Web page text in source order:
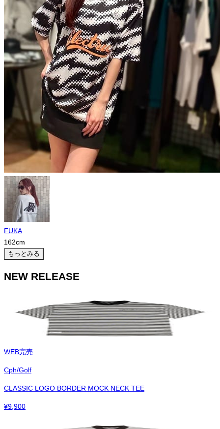
FUKA
162cm
もっとみる
NEW RELEASE
WEB完売
Cph/Golf
CLASSIC LOGO BORDER MOCK NECK TEE
¥9,900